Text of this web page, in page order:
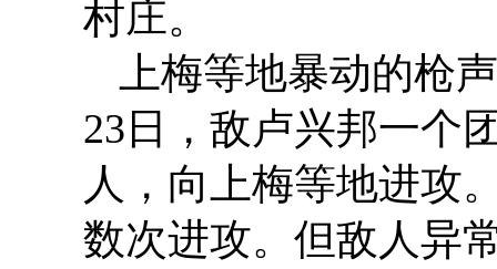
村庄。
上梅等地暴动的枪
23日，敌卢兴邦一个
人，向上梅等地进攻
数次进攻。但敌人异